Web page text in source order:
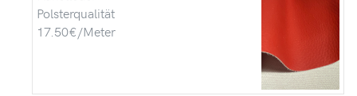
Polsterqualität
17.50€/Meter